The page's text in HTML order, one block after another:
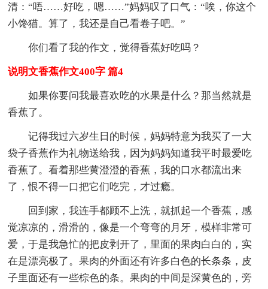
清：“唔……好吃，嗯……”妈妈叹了口气：“唉，你这个
小馋猫。算了，我还是自己看卷子吧。”
你们看了我的作文，觉得香蕉好吃吗？
说明文香蕉作文400字 篇4
如果你要问我最喜欢吃的水果是什么？那当然就是
香蕉了。
记得我过六岁生日的时候，妈妈特意为我买了一大
袋子香蕉作为礼物送给我，因为妈妈知道我平时最爱吃
香蕉了。看着那些黄澄澄的香蕉，我的口水都流出来
了，恨不得一口把它们吃完，才过瘾。
回到家，我连手都顾不上洗，就抓起一个香蕉，感
觉凉凉的，滑滑的，像是一个弯弯的月牙，模样非常可
爱，于是我急忙的把皮剥开了，里面的果肉白白的，实
在是漂亮极了。果肉的外面还有许多白色的长条条，皮
子里面还有一些棕色的条。果肉的中间是深黄色的，旁